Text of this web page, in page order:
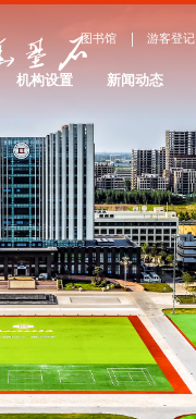
图书馆 游客登记
机构设置
服务管理
新闻动态